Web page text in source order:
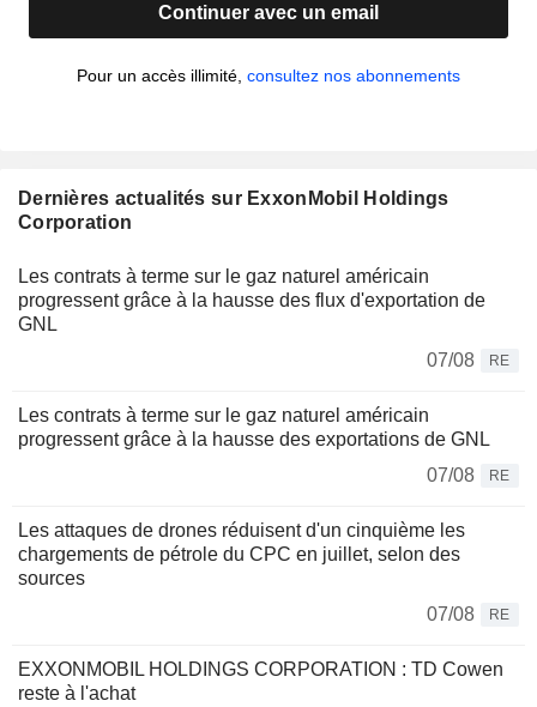
Continuer avec un email
Pour un accès illimité, consultez nos abonnements
Dernières actualités sur ExxonMobil Holdings
Corporation
Les contrats à terme sur le gaz naturel américain
progressent grâce à la hausse des flux d'exportation de
GNL
07/08
RE
Les contrats à terme sur le gaz naturel américain
progressent grâce à la hausse des exportations de GNL
07/08
RE
Les attaques de drones réduisent d'un cinquième les
chargements de pétrole du CPC en juillet, selon des
sources
07/08
RE
EXXONMOBIL HOLDINGS CORPORATION : TD Cowen
reste à l'achat